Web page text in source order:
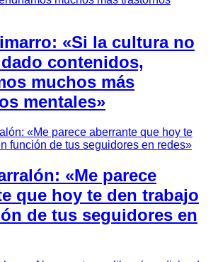
«Si la cultura no
contenidos,
muchos más
mentales»
«Me parece
que hoy te den trabajo
de tus seguidores en